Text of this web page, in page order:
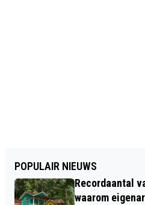
POPULAIR NIEUWS
Recordaantal
waarom